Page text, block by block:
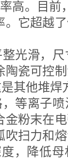
高。目前
它超越
光滑，
瓷可控
其他堆焊
等离子
粉末在
扫力和
，降低